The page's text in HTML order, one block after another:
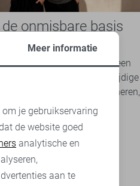
onmisbare basis
garderobe
kledingstukken die een
rol spelen binnen een veelzijdige
Ze zijn eenvoudig te combineren,
van...
nu
cookies
Meer informatie
je gebruikservaring
de website goed
analytische en
aan te